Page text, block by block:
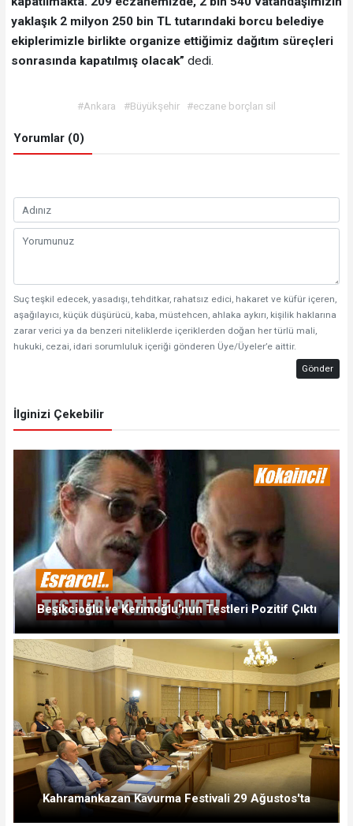
yaklaşık 2 milyon 250 bin TL tutarındaki borcu belediye
ekiplerimizle birlikte organize ettiğimiz dağıtım süreçleri
sonrasında kapatılmış olacak” dedi.
#Ankara #Büyükşehir #eczane borçları sil
Yorumlar (0)
Suç teşkil edecek, yasadışı, tehditkar, rahatsız edici, hakaret ve küfür içeren,
aşağılayıcı, küçük düşürücü, kaba, müstehcen, ahlaka aykırı, kişilik haklarına
zarar verici ya da benzeri niteliklerde içeriklerden doğan her türlü mali,
hukuki, cezai, idari sorumluluk içeriği gönderen Üye/Üyeler’e aittir.
Gönder
İlginizi Çekebilir
Beşikcioğlu ve Kerimoğlu'nun Testleri Pozitif Çıktı
Kahramankazan Kavurma Festivali 29 Ağustos'ta